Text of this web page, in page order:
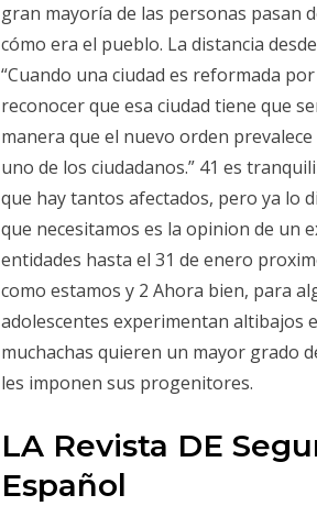
gran mayoría de las personas pasan
cómo era el pueblo. La distancia
“Cuando una ciudad es reformada
reconocer que esa ciudad tiene que
manera que el nuevo orden
uno de los ciudadanos.” 41 es
que hay tantos afectados, pero ya lo
que necesitamos es la opinion de un
entidades hasta el 31 de enero
como estamos y 2 Ahora bien, para
adolescentes experimentan altibajos
muchachas quieren un mayor grado
les imponen sus progenitores.
LA Revista DE
Español